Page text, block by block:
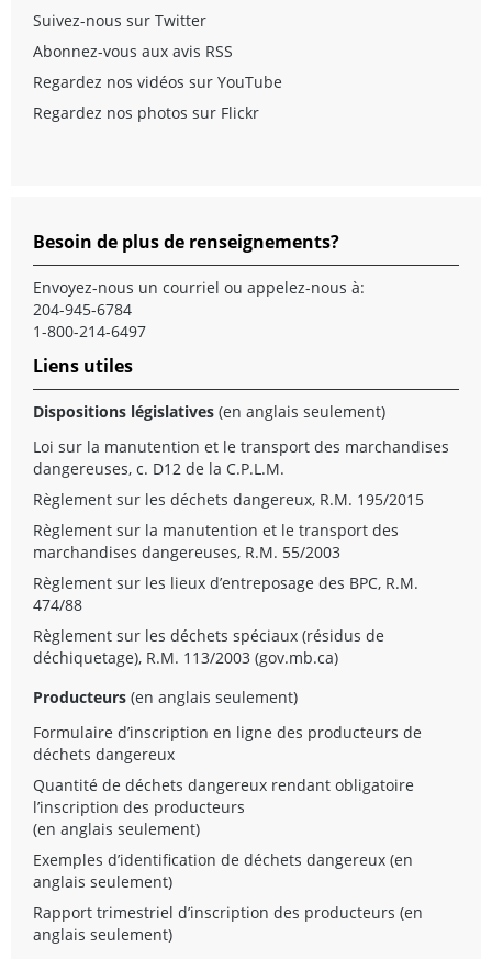
Suivez-nous sur Twitter
Abonnez-vous aux avis RSS
Regardez nos vidéos sur YouTube
Regardez nos photos sur Flickr
Besoin de plus de renseignements?
Envoyez-nous un courriel ou appelez-nous à:
204-945-6784
1-800-214-6497
Liens utiles
Dispositions législatives (en anglais seulement)
Loi sur la manutention et le transport des marchandises
dangereuses, c. D12 de la C.P.L.M.
Règlement sur les déchets dangereux, R.M. 195/2015
Règlement sur la manutention et le transport des
marchandises dangereuses, R.M. 55/2003
Règlement sur les lieux d’entreposage des BPC, R.M.
474/88
Règlement sur les déchets spéciaux (résidus de
déchiquetage), R.M. 113/2003 (gov.mb.ca)
Producteurs (en anglais seulement)
Formulaire d’inscription en ligne des producteurs de
déchets dangereux
Quantité de déchets dangereux rendant obligatoire
l’inscription des producteurs
(en anglais seulement)
Exemples d’identification de déchets dangereux (en
anglais seulement)
Rapport trimestriel d’inscription des producteurs (en
anglais seulement)